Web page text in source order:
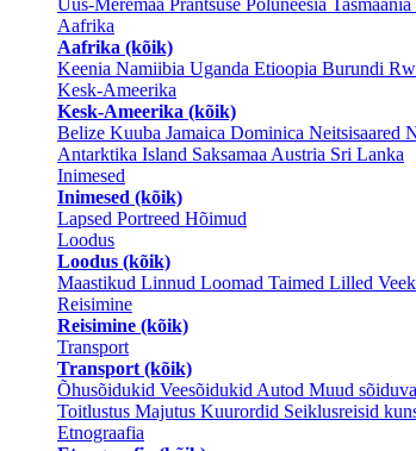
Uus-Meremaa Prantsuse Polüneesia Tasmaania
Aafrika
Aafrika (kõik)
Keenia Namiibia Uganda Etioopia Burundi
Kesk-Ameerika
Kesk-Ameerika (kõik)
Belize Kuuba Jamaica Dominica Neitsisaared
Antarktika Island Saksamaa Austria Sri Lanka
Inimesed
Inimesed (kõik)
Lapsed Portreed Hõimud
Loodus
Loodus (kõik)
Maastikud Linnud Loomad Taimed Lilled
Reisimine
Reisimine (kõik)
Transport
Transport (kõik)
Õhusõidukid Veesõidukid Autod Muud
Toitlustus Majutus Kuurordid Seiklusreisid
Etnograafia